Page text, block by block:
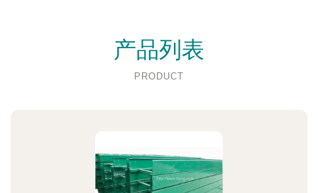
产品列表
PRODUCT